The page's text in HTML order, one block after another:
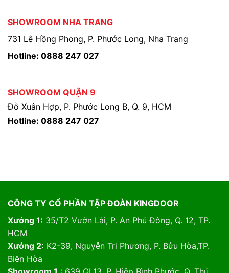
SHOWROOM NHA TRANG
731 Lê Hồng Phong, P. Phước Long, Nha Trang
Hotline: 0888 247 027
SHOWROOM QUẬN 9
Đỗ Xuân Hợp, P. Phước Long B, Q. 9, HCM
Hotline: 0888 247 027
CÔNG TY CỔ PHẦN TẬP ĐOÀN KINGDOOR
Xưởng 1: 35/T2 Vườn Lài, P. An Phú Đông, Q. 12, TP.
HCM
Xưởng 2: K2-39, Nguyễn Tri Phương, P. Bửu Hòa,TP.
Biên Hòa